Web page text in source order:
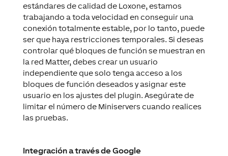
estándares de calidad de Loxone, estamos
trabajando a toda velocidad en conseguir una
conexión totalmente estable, por lo tanto, puede
ser que haya restricciones temporales. Si deseas
controlar qué bloques de función se muestran en
la red Matter, debes crear un usuario
independiente que solo tenga acceso a los
bloques de función deseados y asignar este
usuario en los ajustes del plugin. Asegúrate de
limitar el número de Miniservers cuando realices
las pruebas.
Integración a través de Google